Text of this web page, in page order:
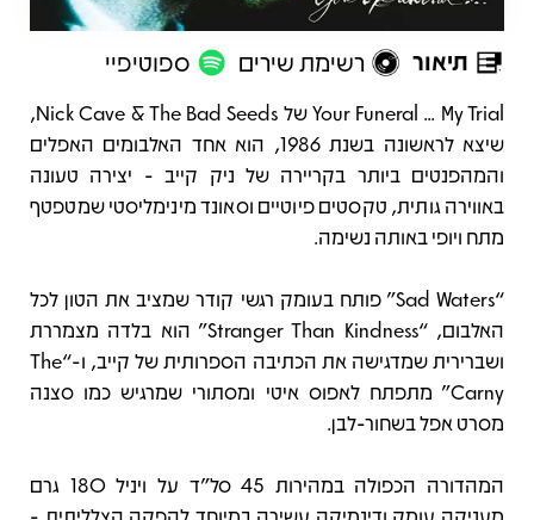
תיאור רשימת שירים ספוטיפיי
תיאור
Your Funeral ... My Trial של Nick Cave & The Bad Seeds,
שיצא לראשונה בשנת 1986, הוא אחד האלבומים האפלים
והמהפנטים ביותר בקריירה של ניק קייב - יצירה טעונה
באווירה גותית, טקסטים פיוטיים וסאונד מינימליסטי שמטפטף
מתח ויופי באותה נשימה.
“Sad Waters” פותח בעומק רגשי קודר שמציב את הטון לכל
האלבום, “Stranger Than Kindness” הוא בלדה מצמררת
ושברירית שמדגישה את הכתיבה הספרותית של קייב, ו-“The
Carny” מתפתח לאפוס איטי ומסתורי שמרגיש כמו סצנה
מסרט אפל בשחור-לבן.
המהדורה הכפולה במהירות 45 סל"ד על ויניל 180 גרם